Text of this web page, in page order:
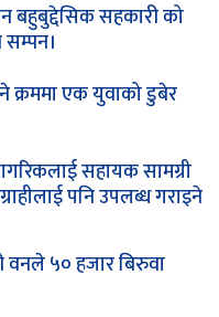
बहुबुद्देसिक सहकारी को
क्रममा एक युवाको डुबेर
सहायक सामग्री
पनि उपलब्ध गराइने
५० हजार बिरुवा